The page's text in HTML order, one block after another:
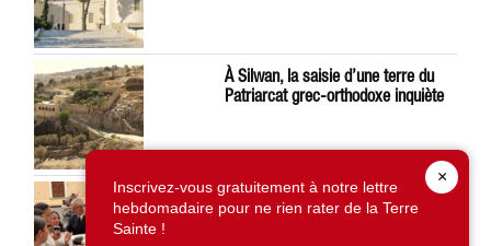
À Silwan, la saisie d’une terre du
Patriarcat grec-orthodoxe inquiète
Léon XIV préoccupé par la situation
en Terre Sainte
×
Inscrivez-vous gratuitement à notre lettre
hebdomadaire pour ne rien rater de la Terre
Sainte !